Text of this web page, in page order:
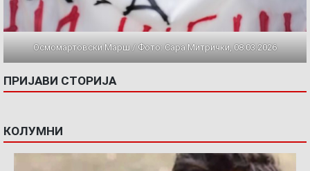
Осмомартовски Марш / Фото: Сара Митрички, 08.03.2026
ПРИЈАВИ СТОРИЈА
КОЛУМНИ